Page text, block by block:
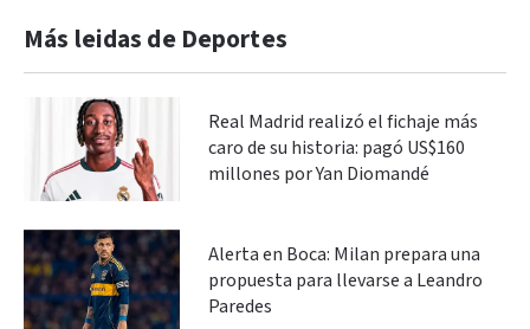
Más leidas de Deportes
Real Madrid realizó el fichaje más
caro de su historia: pagó US$160
millones por Yan Diomandé
Alerta en Boca: Milan prepara una
propuesta para llevarse a Leandro
Paredes